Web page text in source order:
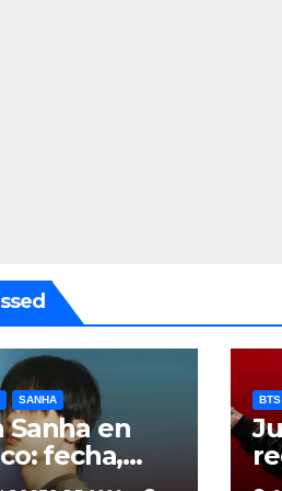
SANHA
Sanha en
fecha,
y boletos
BTS